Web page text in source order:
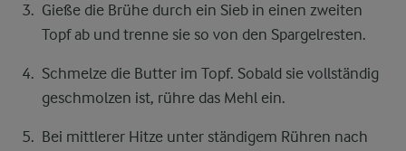
Gieße die Brühe durch ein Sieb in einen zweiten
Topf ab und trenne sie so von den Spargelresten.
Schmelze die Butter im Topf. Sobald sie vollständig
geschmolzen ist, rühre das Mehl ein.
Bei mittlerer Hitze unter ständigem Rühren nach